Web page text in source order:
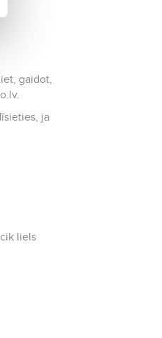
gaidot,
ja
liels